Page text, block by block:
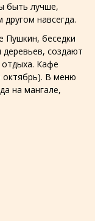
быть лучше,
навсегда.
Пушкин, беседки
деревьев, создают
Кафе
октябрь). В меню
на мангале,